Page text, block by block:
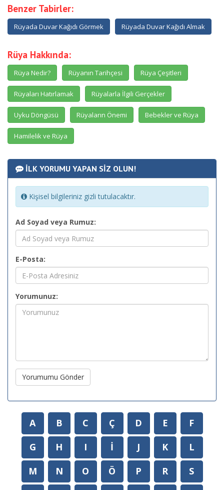
Benzer Tabirler:
Rüyada Duvar Kağıdı Görmek Rüyada Duvar Kağıdı Almak
Rüya Hakkında:
Rüya Nedir? Rüyanın Tarihçesi Rüya Çeşitleri
Rüyaları Hatırlamak Rüyalarla İlgili Gerçekler
Uyku Döngüsü Rüyaların Önemi Bebekler ve Rüya
Hamilelik ve Rüya
İLK YORUMU YAPAN SİZ OLUN!
Kişisel bilgileriniz gizli tutulacaktır.
Ad Soyad veya Rumuz:
E-Posta:
Yorumunuz:
Yorumumu Gönder
A B C Ç D E
F
G
H I İ J K
L
M
N O Ö P R
S